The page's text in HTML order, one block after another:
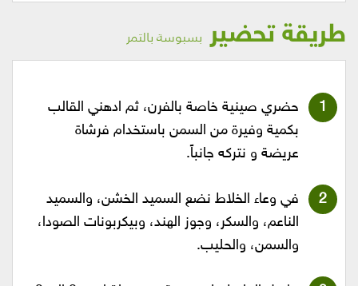
طريقة تحضير بسبوسة بالتمر
حضري صينية خاصة بالفرن، ثم ادهني القالب
بكمية وفيرة من السمن باستخدام فرشاة
عريضة و نتركه جانباً.
في وعاء الخلاط نضع السميد الخشن، والسميد
الناعم، والسكر، وجوز الهند، وبيكربونات الصودا،
والسمن، والحليب.